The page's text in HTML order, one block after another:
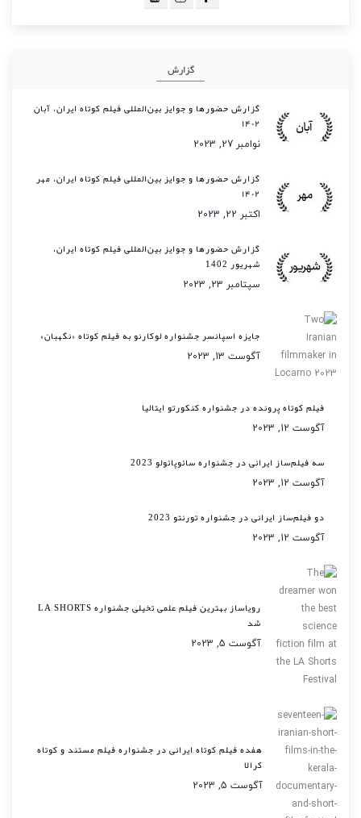
گزارش
گزارش حضورها و جوایز بین‌المللی فیلم کوتاه ایران، آبان
۱۴۰۲
نوامبر 27, 2023
گزارش حضورها و جوایز بین‌المللی فیلم کوتاه ایران، مهر
۱۴۰۲
اکتبر 22, 2023
گزارش حضورها و جوایز بین‌المللی فیلم کوتاه ایران،
شهریور 1402
سپتامبر 23, 2023
جایزه اسپانسر جشنواره لوکارنو به فیلم کوتاه «نگهبان»
آگوست 13, 2023
فیلم کوتاه پرونده در جشنواره کنکورتو ایتالیا
آگوست 12, 2023
سه فیلم‌ساز ایرانی در جشنواره سائوپائولو 2023
آگوست 12, 2023
دو فیلم‌ساز ایرانی در جشنواره تورنتو 2023
آگوست 12, 2023
رویاساز بهترین فیلم علمی تخیلی جشنواره LA SHORTS
شد
آگوست 5, 2023
هفده فیلم کوتاه ایرانی در جشنواره فیلم مستند و کوتاه
کرالا
آگوست 5, 2023